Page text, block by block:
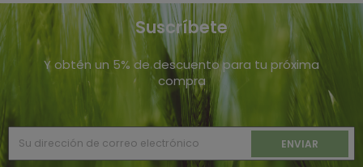
Suscríbete
Y obtén un 5% de descuento para tu próxima
compra